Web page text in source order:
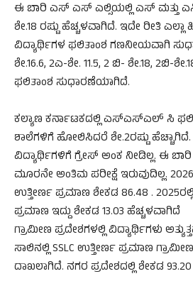
ಈ ಬಾರಿ ಎಸ್ ಎಸ್ ಎಲ್ಸಿಯಲ್ಲಿ ಎಸ್ ಮತ್ತು
ಶೇ.18 ರಷ್ಟು ಹೆಚ್ಚಳವಾಗಿದೆ. ಇದೇ ರೀತಿ
ವಿದ್ಯಾರ್ಥಿಗಳ ಫಲಿತಾಂಶ ಗಣನೀಯವಾಗಿ
ಶೇ.16.6, 2ಎ-ಶೇ. 11.5, 2 ಬಿ- ಶೇ.18, 2ಬಿ-
ಫಲಿತಾಂಶ ಸುಧಾರಣೆಯಾಗಿದೆ.
ಕಲ್ಯಾಣ ಕರ್ನಾಟಕದಲ್ಲಿ ಎಸ್ಎಸ್ಎಲ್ ಸಿ
ಶಾಲೆಗಳಿಗೆ ಹೋಲಿಸಿದರೆ ಶೇ.2ರಷ್ಟು
ವಿದ್ಯಾರ್ಥಿಗಳಿಗೆ ಗ್ರೇಸ್ ಅಂಕ ನೀಡಿಲ್ಲ. ಈ
ಮೂರನೇ ಅಂತಿಮ ಪರೀಕ್ಷೆ ಇರುವುದಿಲ್ಲ.
ಉತ್ತೀರ್ಣ ಪ್ರಮಾಣ ಶೇಕಡ 86.48 .
ಪ್ರಮಾಣ ಇದ್ದು ಶೇಕಡ 13.03 ಹೆಚ್ಚಳವಾಗಿದೆ
ಗ್ರಾಮೀಣ ಪ್ರದೇಶಗಳಲ್ಲಿ ವಿದ್ಯಾರ್ಥಿಗಳು
ಸಾಲಿನಲ್ಲಿ SSLC ಉತ್ತೀರ್ಣ ಪ್ರಮಾಣ
ದಾಖಲಾಗಿದೆ. ನಗರ ಪ್ರದೇಶದಲ್ಲಿ ಶೇಕಡ